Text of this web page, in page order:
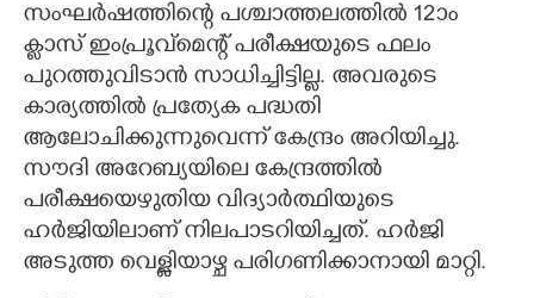
സംഘർഷത്തിന്റെ പശ്ചാത്തലത്തിൽ 12ാം
ക്ലാസ് ഇംപ്രൂവ്മെന്റ് പരീക്ഷയുടെ ഫലം
പുറത്തുവിടാൻ സാധിച്ചിട്ടില്ല. അവരുടെ
കാര്യത്തിൽ പ്രത്യേക പദ്ധതി
ആലോചിക്കുന്നുവെന്ന് കേന്ദ്രം അറിയിച്ചു.
സൗദി അറേബ്യയിലെ കേന്ദ്രത്തിൽ
പരീക്ഷയെഴുതിയ വിദ്യാർത്ഥിയുടെ
ഹർജിയിലാണ് നിലപാടറിയിച്ചത്. ഹർജി
അടുത്ത വെള്ളിയാഴ്ച പരിഗണിക്കാനായി മാറ്റി.